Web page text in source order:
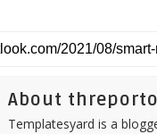
About
Templatesyard is a